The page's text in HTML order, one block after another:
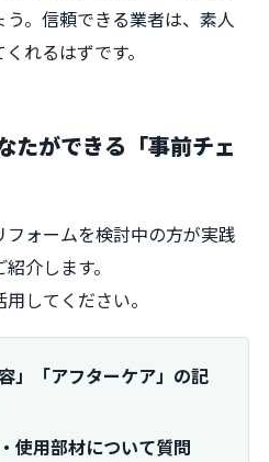
。信頼できる業者は、素人
れるはずです。
たができる「事前チェ
ォームを検討中の方が実践
介します。
してください。
」「アフターケア」の記
使用部材について質問